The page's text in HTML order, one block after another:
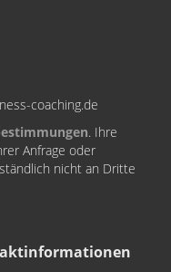
coaching.de
. Ihre
Anfrage oder
nicht an Dritte